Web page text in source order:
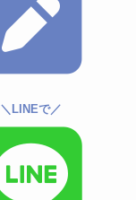
＼LINEで／